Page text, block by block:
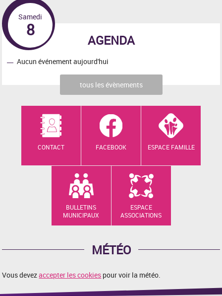
AGENDA
Samedi
8
Aucun événement aujourd'hui
tous les évènements
CONTACT FACEBOOK ESPACE FAMILLE
BULLETINS
MUNICIPAUX
ESPACE
ASSOCIATIONS
MÉTÉO
Vous devezaccepter les cookies pour voir la météo.